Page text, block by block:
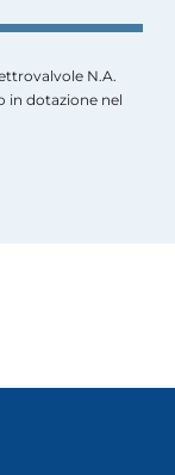
N.A.
in dotazione nel